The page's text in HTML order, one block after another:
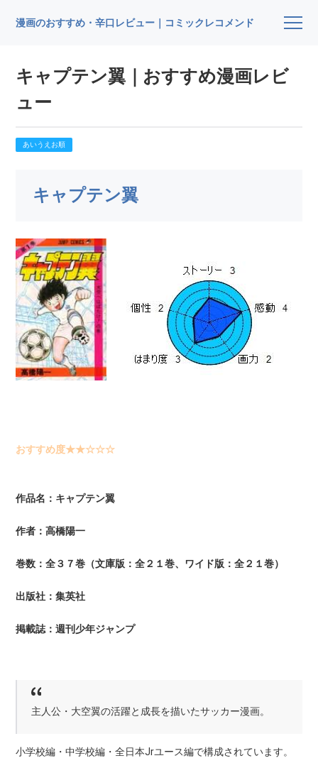
漫画のおすすめ・辛口レビュー｜コミックレコメンド
キャプテン翼｜おすすめ漫画レビ
ュー
あいうえお順
キャプテン翼
おすすめ度★★☆☆☆
作品名：キャプテン翼
作者：高橋陽一
巻数：全３７巻（文庫版：全２１巻、ワイド版：全２１巻）
出版社：集英社
掲載誌：週刊少年ジャンプ
主人公・大空翼の活躍と成長を描いたサッカー漫画。
小学校編・中学校編・全日本Jrユース編で構成されています。